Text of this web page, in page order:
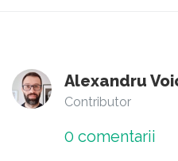
Alexandru
Contributor
0 comentarii